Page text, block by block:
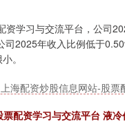
资学习与交流平台，公司
2025年收入比例低于
。
上海配资炒股信息网站-股票
配资学习与交流平台 液